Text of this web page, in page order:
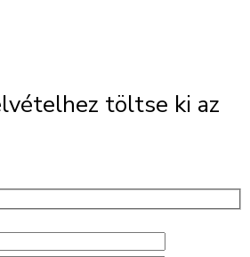
töltse ki az